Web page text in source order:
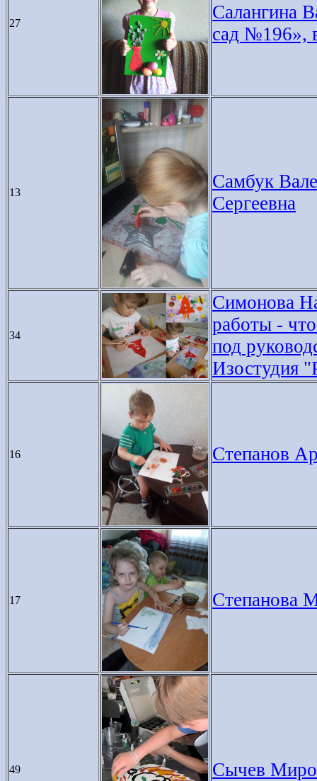
27
Салангина
сад №196»,
13
Самбук
Сергеевна
34
Симонова
работы -
под
Изостудия
16 Степанов
17 Степанова
49 Сычев